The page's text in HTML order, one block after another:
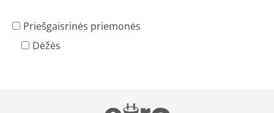
Priešgaisrinės priemonės
Dėžės